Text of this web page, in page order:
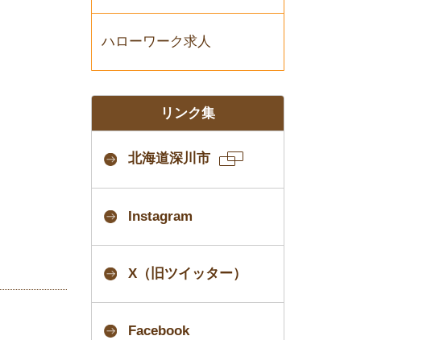
ハローワーク求人
リンク集
北海道深川市
規
開
ま
Instagram
X（旧ツイッター）
Facebook